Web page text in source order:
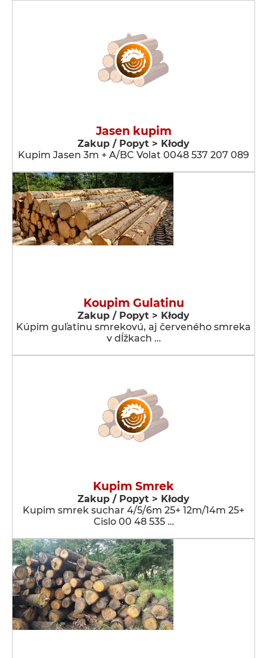
Jasen kupim
Zakup / Popyt > Kłody
Kupim Jasen 3m + A/BC Volat 0048 537 207 089
Koupim Gulatinu
Zakup / Popyt > Kłody
Kúpim guľatinu smrekovú, aj červeného smreka
v dĺžkach …
Kupim Smrek
Zakup / Popyt > Kłody
Kupim smrek suchar 4/5/6m 25+ 12m/14m 25+
Cislo 00 48 535 …